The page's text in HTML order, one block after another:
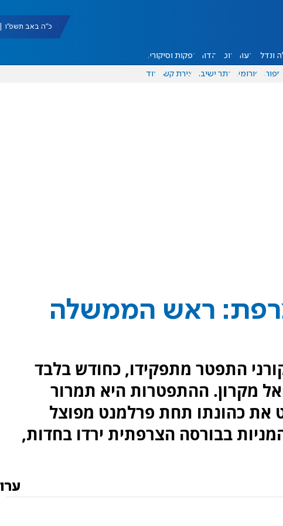
כ"ה באב תשפ"ו | 08/08/2026
ונדל"ן דעות אוכל יהדות הפקות וסיקורים
ספורט פורומים אתר ישיבה יצירת קשר עוד
ראש הממשלה
התפטר מתפקידו, כחודש בלבד
מקרון. ההתפטרות היא תמרור
את כהונתו תחת פרלמנט מפוצל
בבורסה הצרפתית ירדו בחדות,